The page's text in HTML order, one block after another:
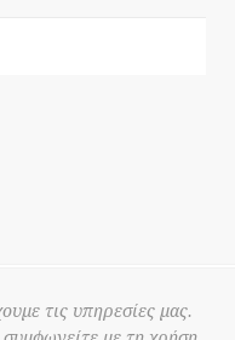
τις υπηρεσίες μας.